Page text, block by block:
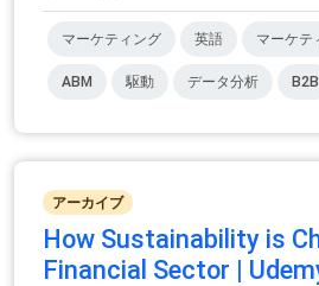
マーケティング 英語 マーケテ
ABM 駆動 データ分析 B2B
アーカイブ
How Sustainability is
Financial Sector |